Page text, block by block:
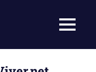
MENU